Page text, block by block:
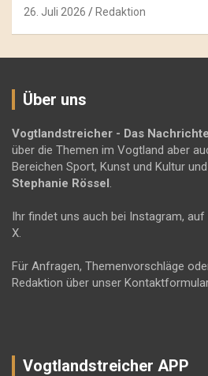
26. Juli 2026 Redaktion
Über uns
Vogtlandstreicher - Das
über die Themen im Vogtland aber
Bereichen Sport, Kunst und Kultur
Stephanie Rössel
Ihr findet uns auch bei Instagram, auf
X.
Für Anfragen, Themenvorschläge
Redaktion über unser
Vogtlandstreicher APP